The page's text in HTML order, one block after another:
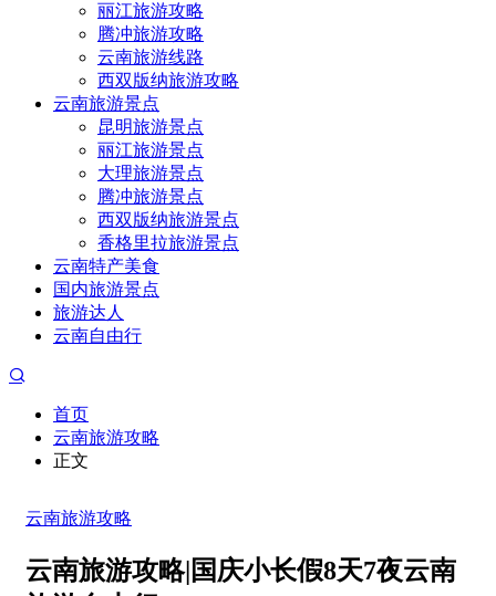
丽江旅游攻略
腾冲旅游攻略
云南旅游线路
西双版纳旅游攻略
云南旅游景点
昆明旅游景点
丽江旅游景点
大理旅游景点
腾冲旅游景点
西双版纳旅游景点
香格里拉旅游景点
云南特产美食
国内旅游景点
旅游达人
云南自由行
首页
云南旅游攻略
正文
云南旅游攻略
云南旅游攻略|国庆小长假8天7夜云南